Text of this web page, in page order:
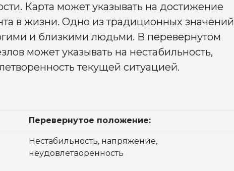
Карта может указывать на достижение
в жизни. Одно из традиционных значений
и близкими людьми. В перевернутом
может указывать на нестабильность,
текущей ситуацией.
Перевернутое положение:
Нестабильность, напряжение,
неудовлетворенность